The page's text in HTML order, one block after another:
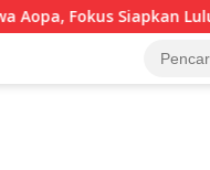
Siapkan Lulusan Siap